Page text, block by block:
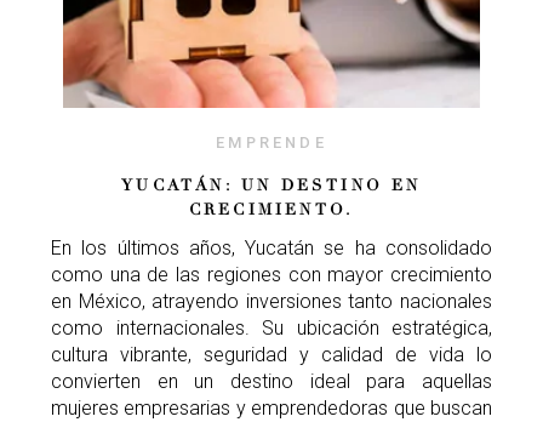
EMPRENDE
YUCATÁN: UN DESTINO EN
CRECIMIENTO.
En los últimos años, Yucatán se ha consolidado
como una de las regiones con mayor crecimiento
en México, atrayendo inversiones tanto nacionales
como internacionales. Su ubicación estratégica,
cultura vibrante, seguridad y calidad de vida lo
convierten en un destino ideal para aquellas
mujeres empresarias y emprendedoras que buscan